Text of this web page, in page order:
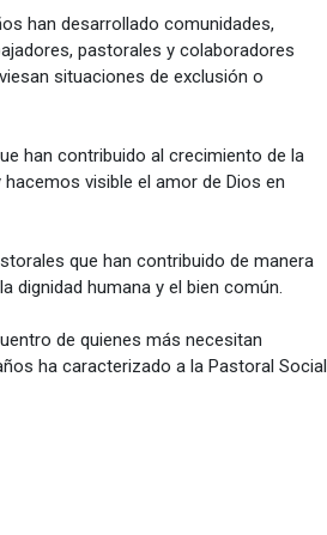
han desarrollado comunidades,
pastorales y colaboradores
situaciones de exclusión o
han contribuido al crecimiento de la
visible el amor de Dios en
que han contribuido de manera
dignidad humana y el bien común.
de quienes más necesitan
ha caracterizado a la Pastoral Social